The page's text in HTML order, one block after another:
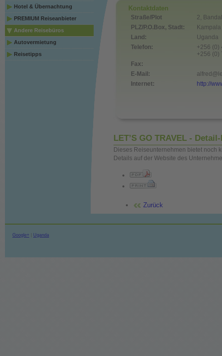
Hotel & Übernachtung
PREMIUM Reiseanbieter
Andere Reisebüros
Autovermietung
Reisetipps
Kontaktdaten
Straße/Plot
2,
PLZ/P.O.Box, Stadt:
Kampala
Land:
Uganda
Telefon:
+256 (0)
+256 (0)
Fax:
E-Mail:
Internet:
http://
LET’S GO TRAVEL -
Dieses Reiseunternehmen bietet noch
Details auf der Website des
Zurück
Google+ Uganda